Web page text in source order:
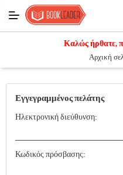
Καλώς ήρθατε,
Αρχική
Εγγεγραμμένος πελάτης
Ηλεκτρονική διεύθυνση:
Κωδικός πρόσβασης: